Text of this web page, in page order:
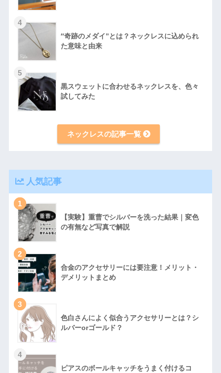
4
″奇跡のメダイ”とは？ネックレスに込められ
た意味と由来
5
黒スウェットに合わせるネックレスを、色々
試してみた
ネックレスの記事一覧
人気記事
1
【実験】重曹でシルバーを洗った結果｜変色
の有無など写真で解説
2
合金のアクセサリーには要注意！メリット・
デメリットまとめ
3
色白さんによく似合うアクセサリーとは？シ
ルバーorゴールド？
4
ピアスのボールキャッチをうまく付けるコ